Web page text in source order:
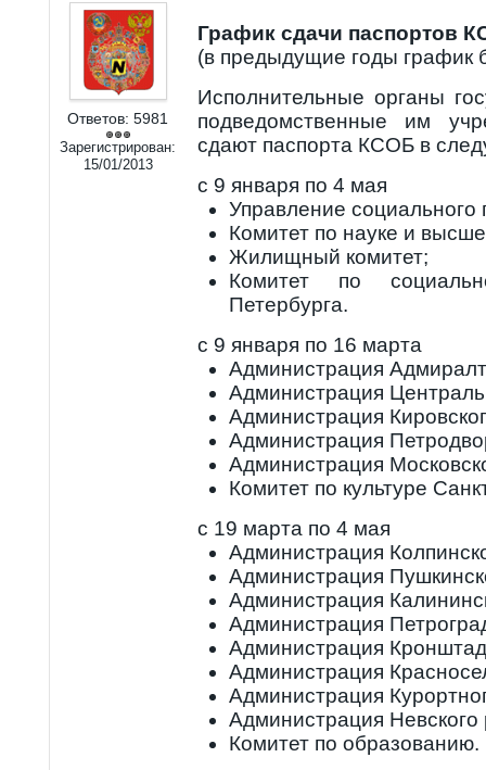
Ответов: 5981
Зарегистрирован:
15/01/2013
График сдачи паспортов
(в предыдущие годы график
Исполнительные органы
подведомственные им
сдают паспорта КСОБ в
с 9 января по 4 мая
Управление социального
Комитет по науке и
Жилищный комитет;
Комитет по
Петербурга.
с 9 января по 16 марта
Администрация
Администрация
Администрация
Администрация
Администрация
Комитет по культуре
с 19 марта по 4 мая
Администрация
Администрация
Администрация
Администрация
Администрация
Администрация
Администрация
Администрация Невского
Комитет по образованию.